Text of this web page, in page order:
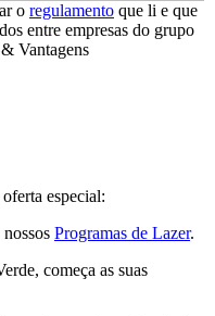
o regulamento que li e que
entre empresas do grupo
Vantagens
especial:
Programas de Lazer.
começa as suas